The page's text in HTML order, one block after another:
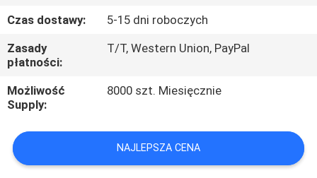
KONTROLA
JAKOŚCI
SKONTAKTUJ
SIĘ
NAMI
Czas dostawy:
5-15 dni roboczych
Zasady
płatności:
T/T, Western Union, PayPal
Możliwość
Supply:
8000 szt. Miesięcznie
NAJLEPSZA CENA